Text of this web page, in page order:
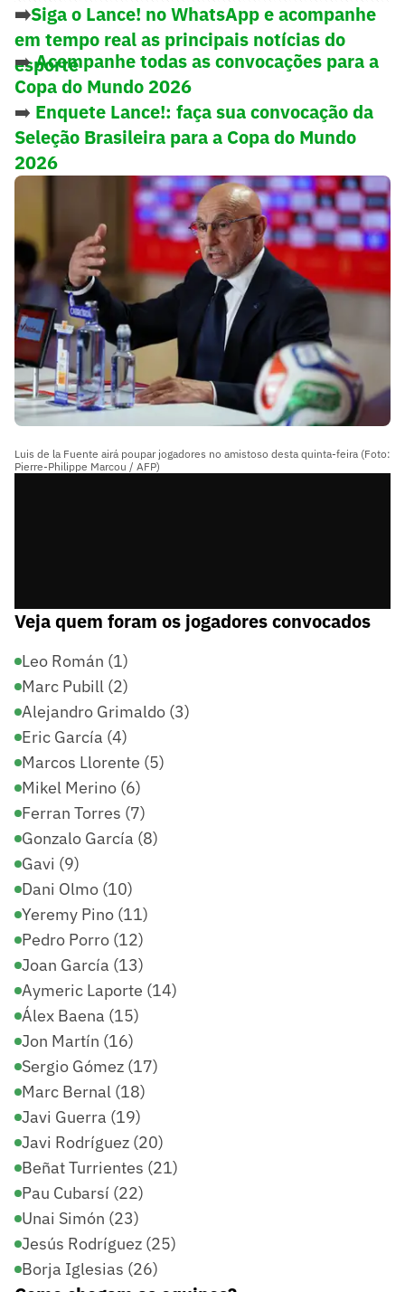
➡️Siga o Lance! no WhatsApp e acompanhe
em tempo real as principais notícias do
esporte
➡️Acompanhe todas as convocações para a
Copa do Mundo 2026
➡️ Enquete Lance!: faça sua convocação da
Seleção Brasileira para a Copa do Mundo
2026
Luis de la Fuente airá poupar jogadores no amistoso desta quinta-feira (Foto:
Pierre-Philippe Marcou / AFP)
Veja quem foram os jogadores convocados
Leo Román (1)
Marc Pubill (2)
Alejandro Grimaldo (3)
Eric García (4)
Marcos Llorente (5)
Mikel Merino (6)
Ferran Torres (7)
Gonzalo García (8)
Gavi (9)
Dani Olmo (10)
Yeremy Pino (11)
Pedro Porro (12)
Joan García (13)
Aymeric Laporte (14)
Álex Baena (15)
Jon Martín (16)
Sergio Gómez (17)
Marc Bernal (18)
Javi Guerra (19)
Javi Rodríguez (20)
Beñat Turrientes (21)
Pau Cubarsí (22)
Unai Simón (23)
Jesús Rodríguez (25)
Borja Iglesias (26)